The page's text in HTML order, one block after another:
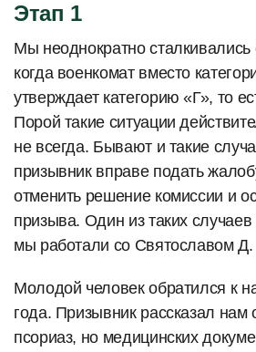
Этап 1
Мы неоднократно сталкивались
когда военкомат вместо
утверждает категорию «Г», то
Порой такие ситуации
не всегда. Бывают и такие
призывник вправе подать
отменить решение комиссии и
призыва. Один из таких
мы работали со Святославом Д.
Молодой человек обратился к
года. Призывник рассказал нам
псориаз, но медицинских